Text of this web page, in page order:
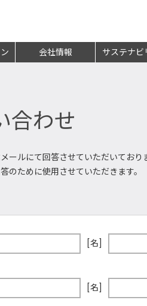
会社情報 サステナビ
合わせ
ールにて回答させていただいており
のために使用させていただきます。
[名]
[名]